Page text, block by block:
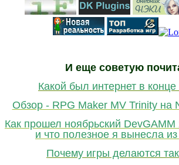
И еще советую
Какой был интернет в
Обзор - RPG Maker MV Trinity на
Как прошел ноябрьский
и что полезное я вынесла
Почему игры делаются